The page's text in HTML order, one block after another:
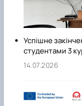
до стандартів
підготовку
управлінського
освітнього
розширювати свої
Успішне
студентами 3
14.07.2026